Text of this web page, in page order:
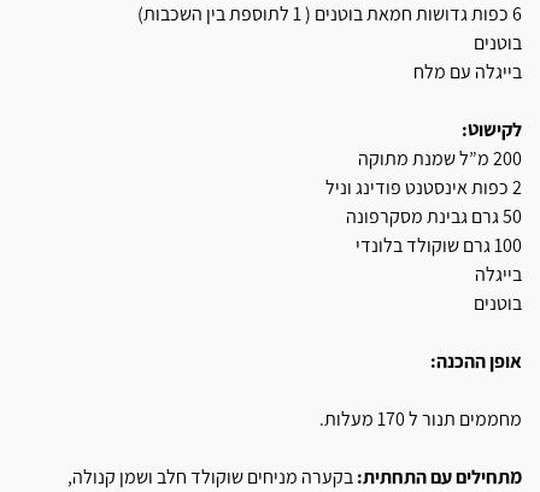
6 כפות גדושות חמאת בוטנים ( 1 לתוספת בין השכבות)
בוטנים
בייגלה עם מלח
לקישוט:
200 מ”ל שמנת מתוקה
2 כפות אינסטנט פודינג וניל
50 גרם גבינת מסקרפונה
100 גרם שוקולד בלונדי
בייגלה
בוטנים
אופן ההכנה:
מחממים תנור ל 170 מעלות.
מתחילים עם התחתית: בקערה מניחים שוקולד חלב ושמן קנולה,